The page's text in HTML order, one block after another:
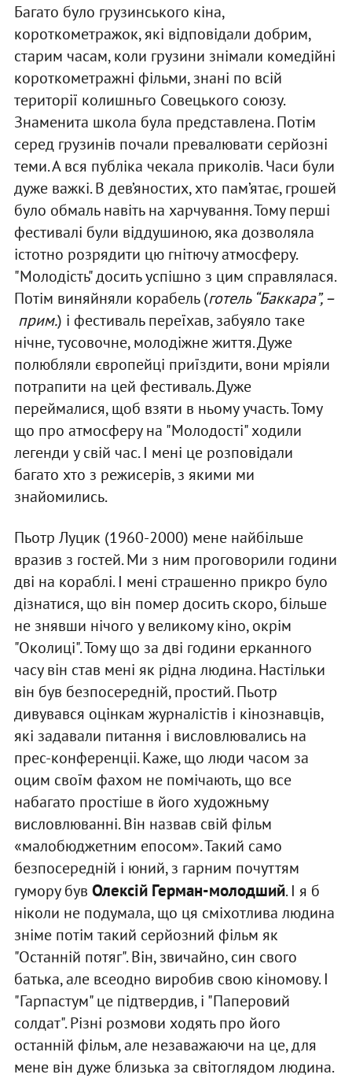
Багато було грузинського кіна,
короткометражок, які відповідали добрим,
старим часам, коли грузини знімали комедійні
короткометражні фільми, знані по всій
території колишньго Совецького союзу.
Знаменита школа була представлена. Потім
серед грузинів почали превалювати серйозні
теми. А вся публіка чекала приколів. Часи були
дуже важкі. В дев’яностих, хто пам’ятає, грошей
було обмаль навіть на харчування. Тому перші
фестивалі були віддушиною, яка дозволяла
істотно розрядити цю гнітючу атмосферу.
"Молодість" досить успішно з цим справлялася.
Потім виняйняли корабель (готель “Баккара”, –
прим.) і фестиваль переїхав, забуяло таке
нічне, тусовочне, молодіжне життя. Дуже
полюбляли європейці приїздити, вони мріяли
потрапити на цей фестиваль. Дуже
переймалися, щоб взяти в ньому участь. Тому
що про атмосферу на "Молодості" ходили
легенди у свій час. І мені це розповідали
багато хто з режисерів, з якими ми
знайомились.
Пьотр Луцик (1960-2000) мене найбільше
вразив з гостей. Ми з ним проговорили години
дві на кораблі. І мені страшенно прикро було
дізнатися, що він помер досить скоро, більше
не знявши нічого у великому кіно, окрім
"Околиці". Тому що за дві години ерканного
часу він став мені як рідна людина. Настільки
він був безпосередній, простий. Пьотр
дивувався оцінкам журналістів і кінознавців,
які задавали питання і висловлювались на
прес-конференціі. Каже, що люди часом за
оцим своїм фахом не помічають, що все
набагато простіше в його художньму
висловлюванні. Він назвав свій фільм
«малобюджетним епосом». Такий само
безпосередній і юний, з гарним почуттям
гумору був Олексій Герман-молодший. І я б
ніколи не подумала, що ця сміхотлива людина
зніме потім такий серйозний фільм як
"Останній потяг". Він, звичайно, син свого
батька, але всеодно виробив свою кіномову. І
"Гарпастум" це підтвердив, і "Паперовий
солдат". Різні розмови ходять про його
останній фільм, але незаважаючи на це, для
мене він дуже близька за світоглядом людина.